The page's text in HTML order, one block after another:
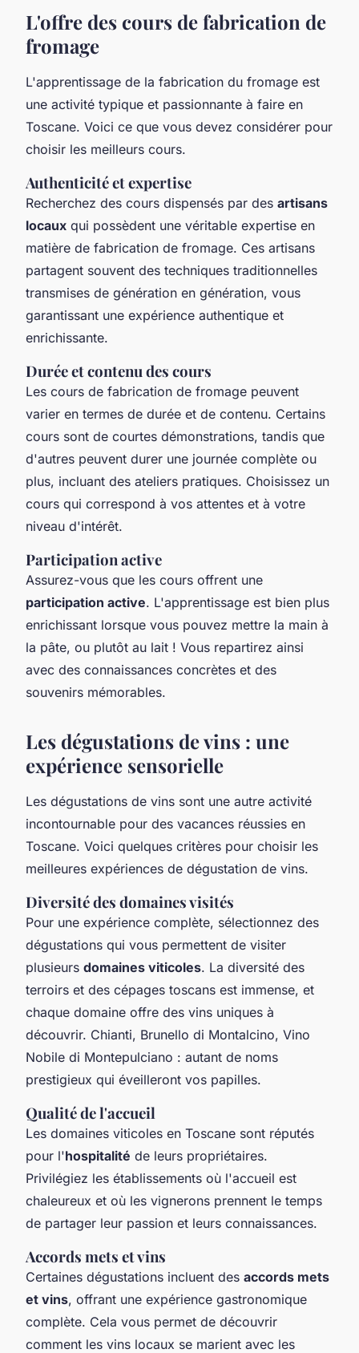
L'offre des cours de fabrication de
fromage
L'apprentissage de la fabrication du fromage est
une activité typique et passionnante à faire en
Toscane. Voici ce que vous devez considérer pour
choisir les meilleurs cours.
Authenticité et expertise
Recherchez des cours dispensés par des artisans
locaux qui possèdent une véritable expertise en
matière de fabrication de fromage. Ces artisans
partagent souvent des techniques traditionnelles
transmises de génération en génération, vous
garantissant une expérience authentique et
enrichissante.
Durée et contenu des cours
Les cours de fabrication de fromage peuvent
varier en termes de durée et de contenu. Certains
cours sont de courtes démonstrations, tandis que
d'autres peuvent durer une journée complète ou
plus, incluant des ateliers pratiques. Choisissez un
cours qui correspond à vos attentes et à votre
niveau d'intérêt.
Participation active
Assurez-vous que les cours offrent une
participation active. L'apprentissage est bien plus
enrichissant lorsque vous pouvez mettre la main à
la pâte, ou plutôt au lait ! Vous repartirez ainsi
avec des connaissances concrètes et des
souvenirs mémorables.
Les dégustations de vins : une
expérience sensorielle
Les dégustations de vins sont une autre activité
incontournable pour des vacances réussies en
Toscane. Voici quelques critères pour choisir les
meilleures expériences de dégustation de vins.
Diversité des domaines visités
Pour une expérience complète, sélectionnez des
dégustations qui vous permettent de visiter
plusieurs domaines viticoles. La diversité des
terroirs et des cépages toscans est immense, et
chaque domaine offre des vins uniques à
découvrir. Chianti, Brunello di Montalcino, Vino
Nobile di Montepulciano : autant de noms
prestigieux qui éveilleront vos papilles.
Qualité de l'accueil
Les domaines viticoles en Toscane sont réputés
pour l'hospitalité de leurs propriétaires.
Privilégiez les établissements où l'accueil est
chaleureux et où les vignerons prennent le temps
de partager leur passion et leurs connaissances.
Accords mets et vins
Certaines dégustations incluent des accords mets
et vins, offrant une expérience gastronomique
complète. Cela vous permet de découvrir
comment les vins locaux se marient avec les